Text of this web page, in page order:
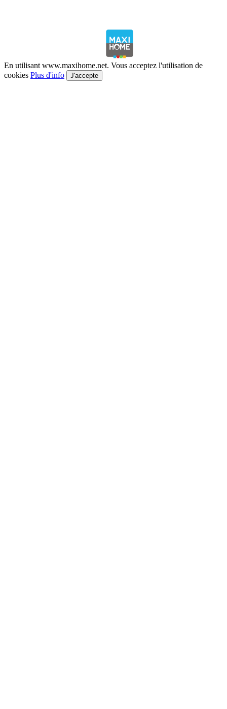
En utilisant www.maxihome.net. Vous acceptez l'utilisation de
cookies Plus d'info J'accepte